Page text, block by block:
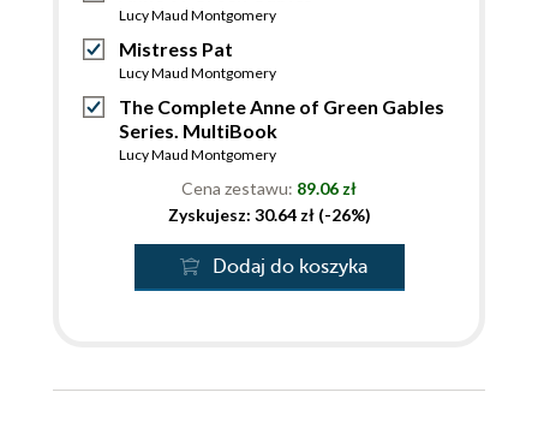
Lucy Maud Montgomery
Mistress Pat
Lucy Maud Montgomery
The Complete Anne of Green Gables
Series. MultiBook
Lucy Maud Montgomery
Cena zestawu: 89.06 zł
Zyskujesz: 30.64 zł (-26%)
Dodaj do koszyka